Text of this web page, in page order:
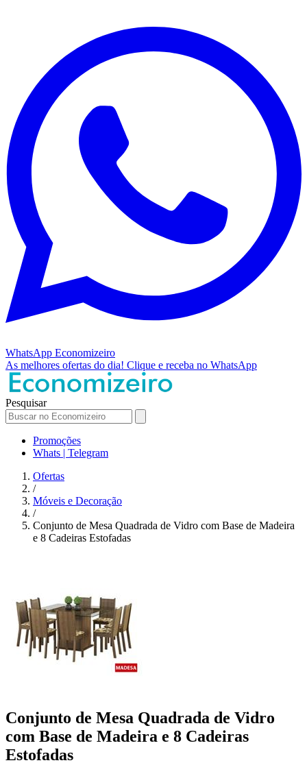
WhatsApp Economizeiro
As melhores ofertas do dia! Clique e receba no WhatsApp
Pesquisar
Promoções
Whats | Telegram
Ofertas
/
Móveis e Decoração
/
Conjunto de Mesa Quadrada de Vidro com Base de Madeira
e 8 Cadeiras Estofadas
Conjunto de Mesa Quadrada de Vidro
com Base de Madeira e 8 Cadeiras
Estofadas